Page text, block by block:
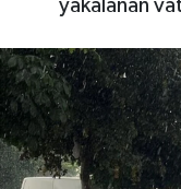
yakalanan
Boğazkale
Dodurga
İskilip
Kargı
Tüm
Son Dakika
Haber Arşivi